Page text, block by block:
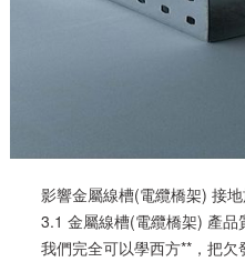
影響金屬線槽(電纜橋架) 接地
3.1 金屬線槽(電纜橋架) 產品
我們完全可以學西方**，把欠